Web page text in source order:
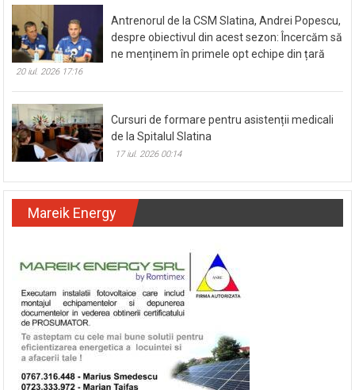
Antrenorul de la CSM Slatina, Andrei Popescu,
despre obiectivul din acest sezon: Încercăm să
ne menținem în primele opt echipe din țară
20 iul. 2026 17:16
Cursuri de formare pentru asistenții medicali
de la Spitalul Slatina
17 iul. 2026 00:14
Mareik Energy